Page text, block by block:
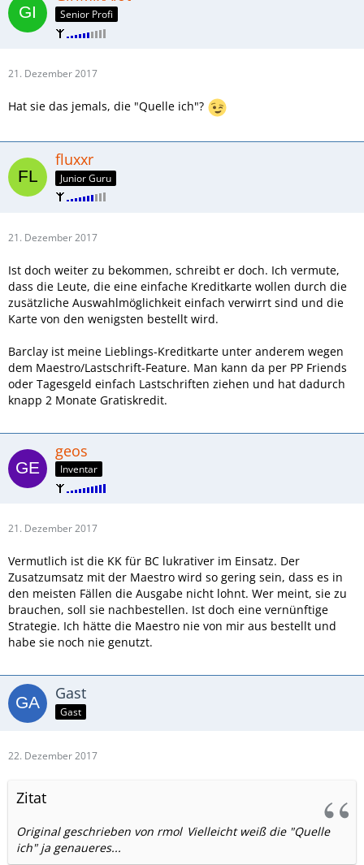
Senior Profi
21. Dezember 2017
Hat sie das jemals, die "Quelle ich"?
fluxxr
Junior Guru
21. Dezember 2017
Ist doch weiter zu bekommen, schreibt er doch. Ich vermute,
dass die Leute, die eine einfache Kreditkarte wollen durch die
zusätzliche Auswahlmöglichkeit einfach verwirrt sind und die
Karte von den wenigsten bestellt wird.
Barclay ist meine Lieblings-Kreditkarte unter anderem wegen
dem Maestro/Lastschrift-Feature. Man kann da per PP Friends
oder Tagesgeld einfach Lastschriften ziehen und hat dadurch
knapp 2 Monate Gratiskredit.
geos
Inventar
21. Dezember 2017
Vermutlich ist die KK für BC lukrativer im Einsatz. Der
Zusatzumsatz mit der Maestro wird so gering sein, dass es in
den meisten Fällen die Ausgabe nicht lohnt. Wer meint, sie zu
brauchen, soll sie nachbestellen. Ist doch eine vernünftige
Strategie. Ich hätte die Maestro nie von mir aus bestellt und
habe sie noch nie genutzt.
Gast
Gast
22. Dezember 2017
Zitat
Original geschrieben von rmol Vielleicht weiß die "Quelle
ich" ja genaueres...